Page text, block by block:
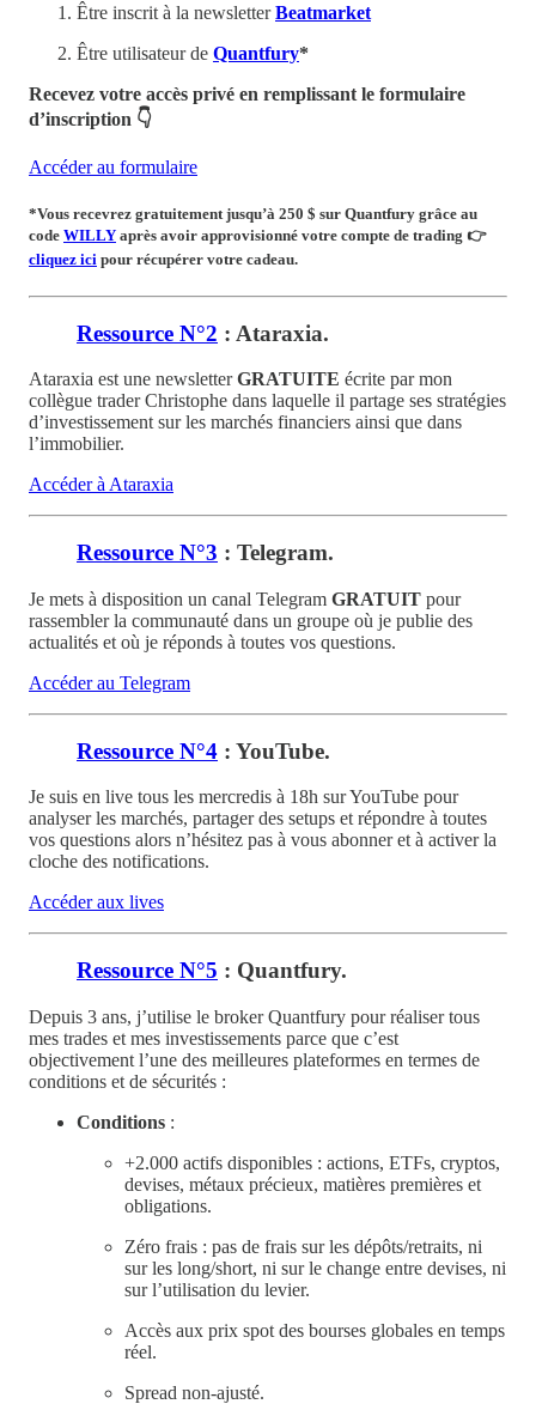
Être inscrit à la newsletterBeatmarket
Être utilisateur de Quantfury*
Recevez votre accès privé en remplissant le formulaire
d’inscription 👇
Accéder au formulaire
*Vous recevrez gratuitement jusqu’à 250 $ sur Quantfury grâce au
code WILLY après avoir approvisionné votre compte de trading 👉
cliquez ici pour récupérer votre cadeau.
Ressource N°2 : Ataraxia.
Ataraxia est une newsletterGRATUITE écrite par mon
collègue trader Christophe dans laquelle il partage ses stratégies
d’investissement sur les marchés financiers ainsi que dans
l’immobilier.
Accéder à Ataraxia
Ressource N°3 : Telegram.
Je mets à disposition un canal Telegram GRATUIT pour
rassembler la communauté dans un groupe où je publie des
actualités et où je réponds à toutes vos questions.
Accéder au Telegram
Ressource N°4 : YouTube.
Je suis en live tous les mercredis à 18h sur YouTube pour
analyser les marchés, partager des setups et répondre à toutes
vos questions alors n’hésitez pas à vous abonner et à activer la
cloche des notifications.
Accéder aux lives
Ressource N°5 : Quantfury.
Depuis 3 ans, j’utilise le broker Quantfury pour réaliser tous
mes trades et mes investissements parce que c’est
objectivement l’une des meilleures plateformes en termes de
conditions et de sécurités :
Conditions :
+2.000 actifs disponibles : actions, ETFs, cryptos,
devises, métaux précieux, matières premières et
obligations.
Zéro frais : pas de frais sur les dépôts/retraits, ni
sur les long/short, ni sur le change entre devises, ni
sur l’utilisation du levier.
Accès aux prix spot des bourses globales en temps
réel.
Spread non-ajusté.